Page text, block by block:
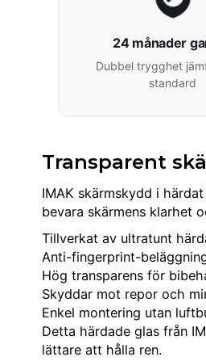
24 månader
Dubbel trygghet
standard
Transparent
IMAK skärmskydd i
bevara skärmens klarhet
Tillverkat av ultratunt
Anti-fingerprint-
Hög transparens för
Skyddar mot repor och
Enkel montering utan
Detta härdade glas från
lättare att hålla ren.